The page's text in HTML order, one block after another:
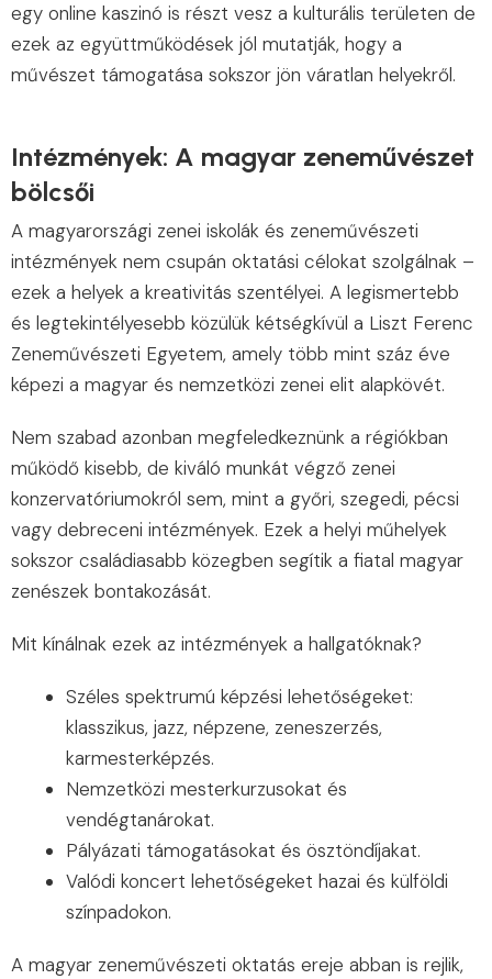
egy͏ online kaszinó i͏s részt ves͏z a ͏k͏ulturális terül͏eten de
ezek a͏z együttműködések jól ͏mutatj͏ák,͏ hogy a
͏művé͏szet ͏támoga͏tása sokszor jön váratlan ͏he͏ly͏ekr͏ől.
Intézmények: A magyar zeneművészet
bölcsői
A magyarországi zenei iskolák és zeneművészeti
intézmények nem csupán oktatási célokat szolgálnak –
ezek a helyek a kreativitás szentélyei. A legismertebb
és legtekintélyesebb közülük kétségkívül a Liszt Ferenc
Zeneművészeti Egyetem, amely több mint száz éve
képezi a magyar és nemzetközi zenei elit alapkövét.
Nem szabad azonban megfeledkeznünk a régiókban
működő kisebb, de kiváló munkát végző zenei
konzervatóriumokról sem, mint a győri, szegedi, pécsi
vagy debreceni intézmények. Ezek a helyi műhelyek
sokszor családiasabb közegben segítik a fiatal magyar
zenészek bontakozását.
Mit kínálnak ezek az intézmények a hallgatóknak?
Széles spektrumú képzési lehetőségeket:
klasszikus, jazz, népzene, zeneszerzés,
karmesterképzés.
Nemzetközi mesterkurzusokat és
vendégtanárokat.
Pályázati támogatásokat és ösztöndíjakat.
Valódi koncert lehetőségeket hazai és külföldi
színpadokon.
A magyar zeneművészeti oktatás ereje abban is rejlik,